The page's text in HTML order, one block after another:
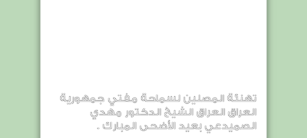
تهنئة المصلين لسماحة مفتي جمهورية
العراق العراق الشيخ الدكتور مهدي
الصميدعي بعيد الأضحى المبارك .